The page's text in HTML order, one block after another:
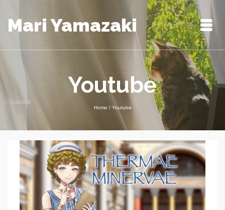
Mari Yamazaki
Youtube
Home / Youtube